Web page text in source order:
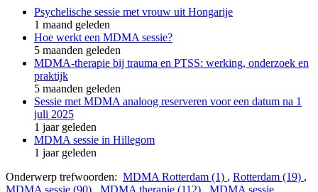
Psychelische sessie met vrouw uit Hongarije
1 maand geleden
Hoe werkt een MDMA sessie?
5 maanden geleden
MDMA-therapie bij trauma en PTSS: werking, onderzoek en
praktijk
5 maanden geleden
Sessie met MDMA analoog reserveren voor een datum na 1
juli 2025
1 jaar geleden
MDMA sessie in Hillegom
1 jaar geleden
Onderwerp trefwoorden: MDMA Rotterdam (1) , Rotterdam (19) ,
MDMA sessie (90)
MDMA therapie (112) MDMA sessie